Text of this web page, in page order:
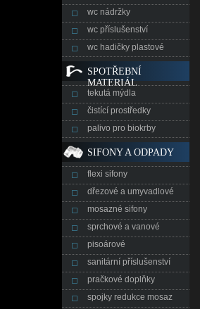
wc nádržky
wc příslušenství
wc hadičky plastové
SPOTŘEBNÍ
MATERIÁL
tekutá mýdla
čistící prostředky
palivo pro biokrby
SIFONY A ODPADY
flexi sifony
dřezové a umyvadlové
mosazné sifony
sprchové a vanové
pisoárové
sanitární příslušenství
pračkové doplňky
spojky redukce mosaz